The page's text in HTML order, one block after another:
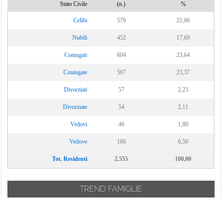
Stato Civile (n.) %
Celibi 579 22,66
Nubili 452 17,69
Coniugati 604 23,64
Coniugate 597 23,37
Divorziati 57 2,23
Divorziate 54 2,11
Vedovi 46 1,80
Vedove 166 6,50
Tot. Residenti 2.555 100,00
TREND FAMIGLIE